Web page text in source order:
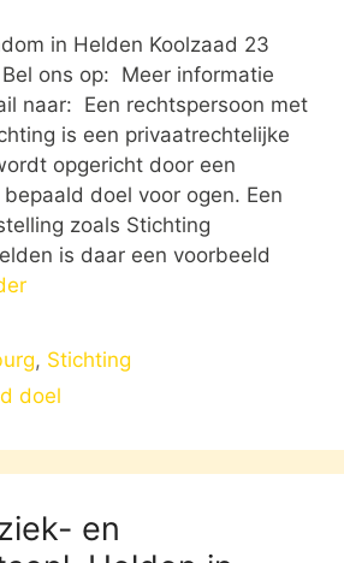
in Helden Koolzaad 23
ons op: Meer informatie
naar: Een rechtspersoon met
is een privaatrechtelijke
opgericht door een
doel voor ogen. Een
zoals Stichting
is daar een voorbeeld
, Stichting
doel
en